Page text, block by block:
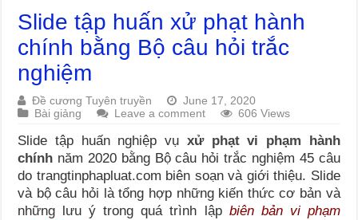
Slide tập huấn xử phạt hành
chính bằng Bộ câu hỏi trắc
nghiệm
Đề cương Tuyên truyền
June 17, 2020
Bài giảng
Leave a comment 606 Views
Slide tập huấn nghiệp vụ xử phạt vi phạm hành
chính năm 2020 bằng Bộ câu hỏi trắc nghiệm 45 câu
do trangtinphapluat.com biên soạn và giới thiệu. Slide
và bộ câu hỏi là tổng hợp những kiến thức cơ bản và
những lưu ý trong quá trình lập biên bản vi phạm